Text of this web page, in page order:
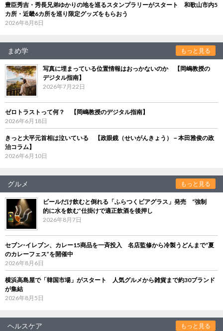
豊臣秀吉・秀長兄弟ゆかりの地を巡るスタンプラリーがスタート 和歌山市内5
カ所・近畿6カ所を巡り限定グッズをもらおう
2026年8月8日
まめ学 もっと見る
写真に埋まっている位置情報はおっかないのか 【岡嶋教授の
デジタル指南】
2026年7月22日
ゼロトラストって何？ 【岡嶋教授のデジタル指南】
2026年6月18日
きっと大平元首相は泣いている 【政眼鏡（せいがんきょう）－本田雅俊の政
治コラム】
2026年6月10日
グルメ もっと見る
ビールだけ飲むと倒れる「ふらつくビアグラス」発売 “強制
的に水を飲む”仕掛けで適正飲酒を後押し
2026年8月7日
セブン‐イレブン、カレー15商品を一斉投入 名店監修から冷製うどんまで“夏
のカレーフェス”を開催中
2026年8月6日
横浜高島屋で「韓国市場」がスタート 人気グルメから雑貨まで約30ブランド
が集結
2026年8月5日
ヘルスケア もっと見る